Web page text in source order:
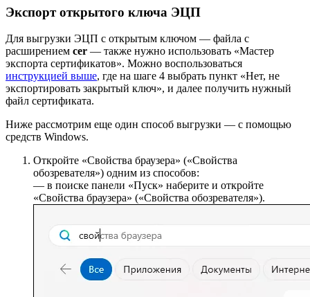
Экспорт открытого ключа ЭЦП
Для выгрузки ЭЦП с открытым ключом — файла с
расширением cer — также нужно использовать «Мастер
экспорта сертификатов». Можно воспользоваться
инструкцией выше, где на шаге 4 выбрать пункт «Нет, не
экспортировать закрытый ключ», и далее получить нужный
файл сертификата.
Ниже рассмотрим еще один способ выгрузки — с помощью
средств Windows.
Откройте «Свойства браузера» («Свойства
обозревателя») одним из способов:
— в поиске панели «Пуск» наберите и откройте
«Свойства браузера» («Свойства обозревателя»).